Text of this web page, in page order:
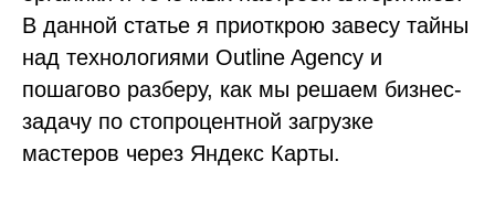
В данной статье я приоткрою завесу тайны
над технологиями Outline Agency и
пошагово разберу, как мы решаем бизнес-
задачу по стопроцентной загрузке
мастеров через Яндекс Карты.